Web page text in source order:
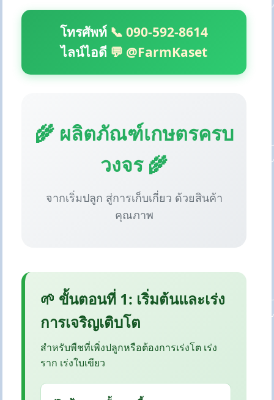
โทรศัพท์ 📞 090-592-8614
ไลน์ไอดี 💬 @FarmKaset
🌾 ผลิตภัณฑ์เกษตรครบ
วงจร 🌾
จากเริ่มปลูก สู่การเก็บเกี่ยว ด้วยสินค้า
คุณภาพ
🌱 ขั้นตอนที่ 1: เริ่มต้นและเร่ง
การเจริญเติบโต
สำหรับพืชที่เพิ่งปลูกหรือต้องการเร่งโต เร่ง
ราก เร่งใบเขียว